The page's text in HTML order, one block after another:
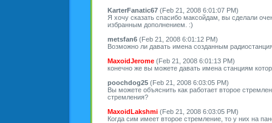
KarterFanatic67 (Feb 21, 2008 6:01:07 PM)
Я хочу сказать спасибо максойдам, вы сделали
избранным дополнением. :)
metsfan6 (Feb 21, 2008 6:01:12 PM)
Возможно ли давать имена созданным
MaxoidJerome (Feb 21, 2008 6:01:13 PM)
конечно же вы можете давать имена станциям
poochdog25 (Feb 21, 2008 6:03:05 PM)
Вы можете объяснить как работает второе
стремления?
MaxoidLakshmi (Feb 21, 2008 6:03:05 PM)
Когда сим имеет второе стремление, то у них на